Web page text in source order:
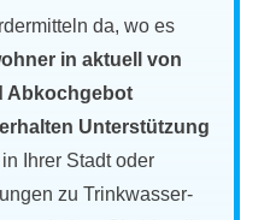
da, wo es
in aktuell von
Abkochgebot
Unterstützung
Ihrer Stadt oder
zu Trinkwasser-